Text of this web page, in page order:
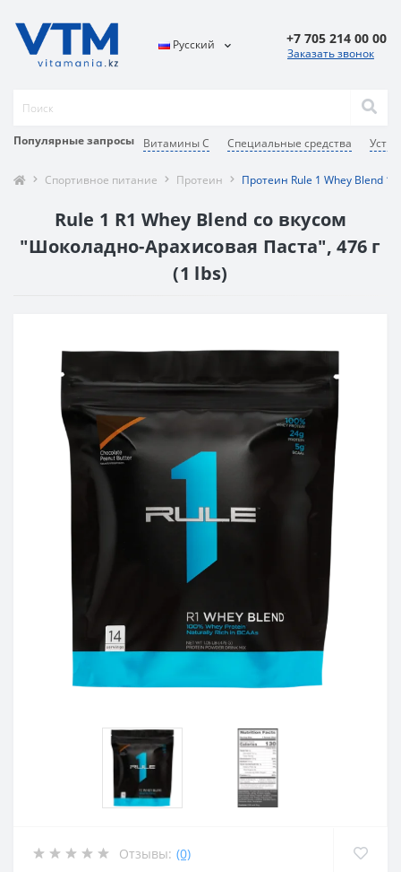
Популярные запросы Витамины C Специальные средства Усть-
Русский +7 705 214 00 00
Заказать звонок
Спортивное питание Протеин Протеин Rule 1 Whey Blend 1
Rule 1 R1 Whey Blend со вкусом
"Шоколадно-Арахисовая Паста", 476 г
(1 lbs)
Отзывы: (0)